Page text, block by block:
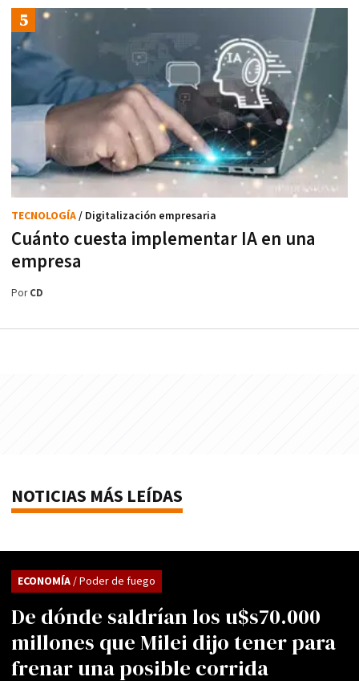
Cuánto cuesta implementar IA en una
empresa
TECNOLOGÍA/ Digitalización empresaria
PorCD
NOTICIAS MÁS LEÍDAS
De dónde saldrían los u$s70.000
millones que Milei dijo tener para
frenar una posible corrida
ECONOMÍA/ Poder de fuego